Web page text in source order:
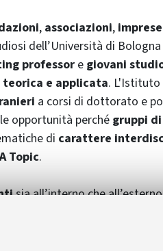
, associazioni, imprese
dell’Università di
professore giovani
e applicata. L'Istituto
a corsi di dottorato e
opportunità perché gruppi
di carattere
Topic.
sia all’interno che
e con essa un momento